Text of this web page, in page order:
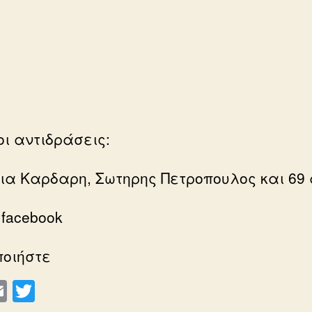
αντιδράσεις:
Καρδαρη, Σωτηρης Πετροπουλος και 69
E